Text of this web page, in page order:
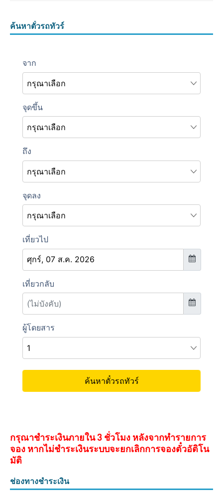
ค้นหาตั๋วรถทัวร์
กรุณาชำระเงินภายใน 3 ชั่วโมง หลังจากทำรายการ
จอง หากไม่ชำระเงินระบบจะยกเลิกการจองตั๋วอัติโน
มัติ
ช่องทางชำระเงิน